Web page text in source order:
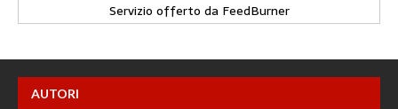
Servizio offerto da FeedBurner
AUTORI